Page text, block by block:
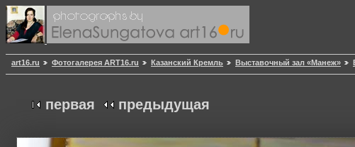
art16.ru Фотогалерея ART16.ru Казанский Кремль Выставочный зал «Манеж»
первая предыдущая